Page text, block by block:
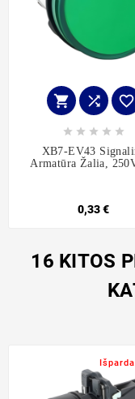
  
    
XB7-EV43
Armatūra Žalia,
0,33 €
16 KITOS